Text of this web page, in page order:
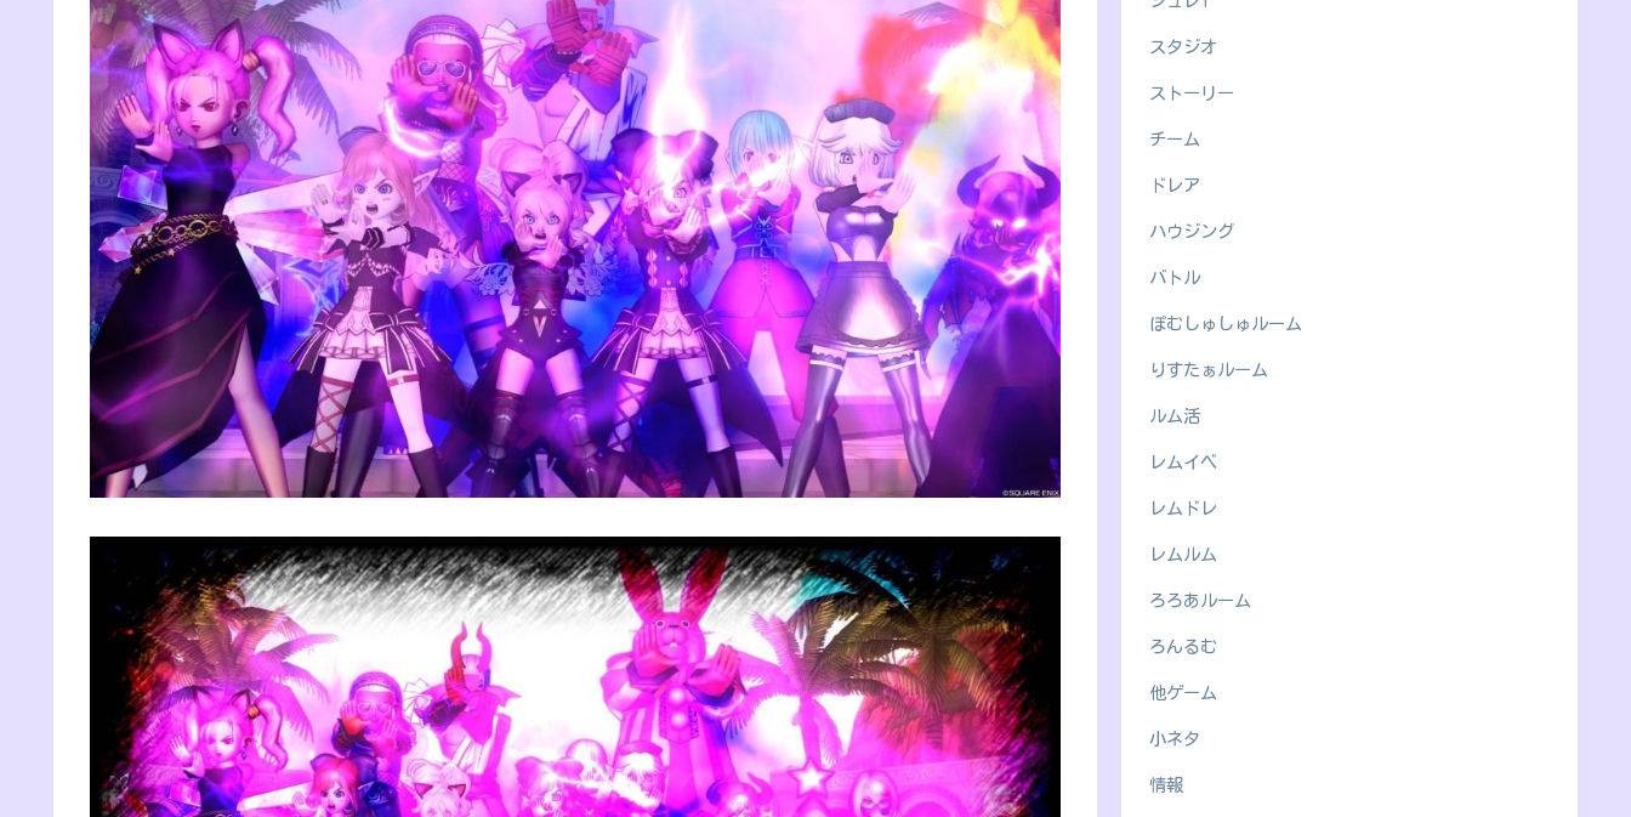
スタジオ
ストーリー
チーム
ドレア
ハウジング
バトル
ぽむしゅしゅルーム
りすたぁルーム
ルム活
レムイベ
レムドレ
レムルム
ろろあルーム
ろんるむ
他ゲーム
小ネタ
情報